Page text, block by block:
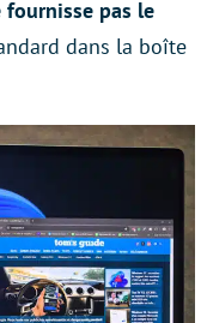
pas le
dans la boîte